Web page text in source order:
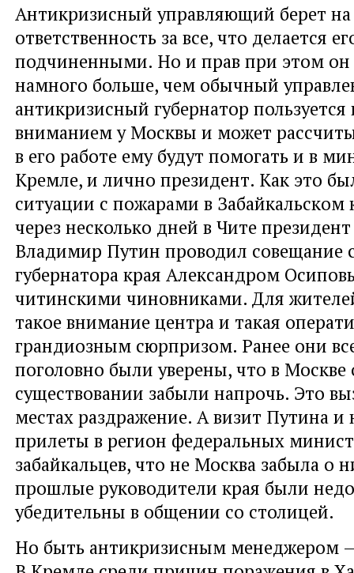
Антикризисный управляющий берет на
ответственность за все, что делается
подчиненными. Но и прав при этом он
намного больше, чем обычный
антикризисный губернатор
вниманием у Москвы и может
в его работе ему будут помогать и в
Кремле, и лично президент. Как это
ситуации с пожарами в Забайкальском
через несколько дней в Чите
Владимир Путин проводил совещание
губернатора края Александром
читинскими чиновниками. Для
такое внимание центра и такая
грандиозным сюрпризом. Ранее они
поголовно были уверены, что в Москве
существовании забыли напрочь. Это
местах раздражение. А визит Путина и
прилеты в регион федеральных
забайкальцев, что не Москва забыла о
прошлые руководители края были
убедительны в общении со столицей.
Но быть антикризисным менеджером